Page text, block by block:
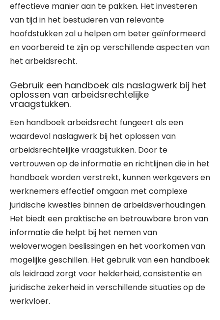
effectieve manier aan te pakken. Het investeren
van tijd in het bestuderen van relevante
hoofdstukken zal u helpen om beter geïnformeerd
en voorbereid te zijn op verschillende aspecten van
het arbeidsrecht.
Gebruik een handboek als naslagwerk bij het
oplossen van arbeidsrechtelijke
vraagstukken.
Een handboek arbeidsrecht fungeert als een
waardevol naslagwerk bij het oplossen van
arbeidsrechtelijke vraagstukken. Door te
vertrouwen op de informatie en richtlijnen die in het
handboek worden verstrekt, kunnen werkgevers en
werknemers effectief omgaan met complexe
juridische kwesties binnen de arbeidsverhoudingen.
Het biedt een praktische en betrouwbare bron van
informatie die helpt bij het nemen van
weloverwogen beslissingen en het voorkomen van
mogelijke geschillen. Het gebruik van een handboek
als leidraad zorgt voor helderheid, consistentie en
juridische zekerheid in verschillende situaties op de
werkvloer.